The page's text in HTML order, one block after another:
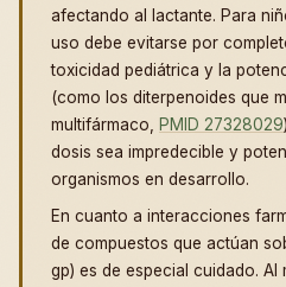
afectando al lactante. Para
uso debe evitarse por
toxicidad pediátrica y la
(como los diterpenoides que
multifármaco, PMID 27328029
dosis sea impredecible y
organismos en desarrollo.
En cuanto a interacciones
de compuestos que actúan
gp) es de especial cuidado. Al